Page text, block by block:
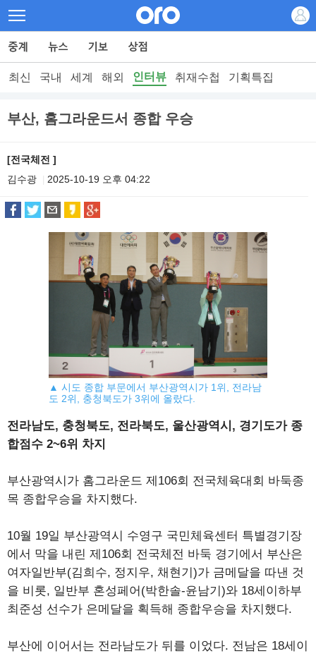
최신 국내 세계 해외 인터뷰 취재수첩 기획특집
부산, 홈그라운드서 종합 우승
[전국체전 ]
김수광
2025-10-19 오후 04:22
▲ 시도 종합 부문에서 부산광역시가 1위, 전라남
도 2위, 충청북도가 3위에 올랐다.
전라남도, 충청북도, 전라북도, 울산광역시, 경기도가 종
합점수 2~6위 차지
부산광역시가 홈그라운드 제106회 전국체육대회 바둑종
목 종합우승을 차지했다.
10월 19일 부산광역시 수영구 국민체육센터 특별경기장
에서 막을 내린 제106회 전국체전 바둑 경기에서 부산은
여자일반부(김희수, 정지우, 채현기)가 금메달을 따낸 것
을 비롯, 일반부 혼성페어(박한솔-윤남기)와 18세이하부
최준성 선수가 은메달을 획득해 종합우승을 차지했다.
부산에 이어서는 전라남도가 뒤를 이었다. 전남은 18세이